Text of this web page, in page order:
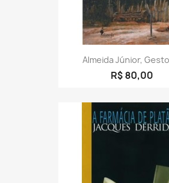
Almeida Júnior,
R$ 80,00